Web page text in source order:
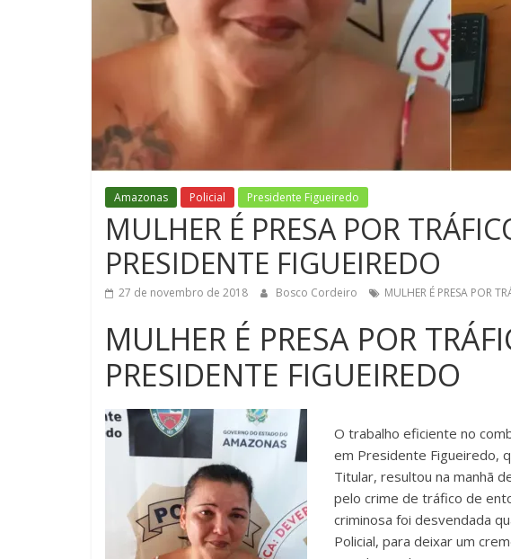
Amazonas Policial Presidente Figueiredo
MULHER É PRESA POR
PRESIDENTE FIGUEIREDO
27 de novembro de 2018 Bosco Cordeiro MULHER É PRESA POR
MULHER É PRESA POR
PRESIDENTE FIGUEIREDO
O trabalho eficiente no
em Presidente Figueiredo,
Titular, resultou na manhã
pelo crime de tráfico de
criminosa foi desvendada
Policial, para deixar um